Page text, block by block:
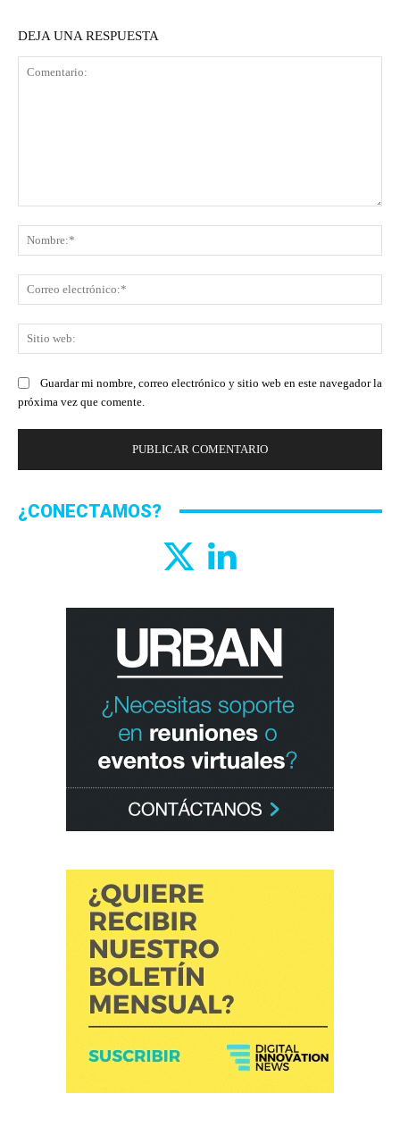
DEJA UNA RESPUESTA
Guardar mi nombre, correo electrónico y sitio web en este navegador la
próxima vez que comente.
¿CONECTAMOS?